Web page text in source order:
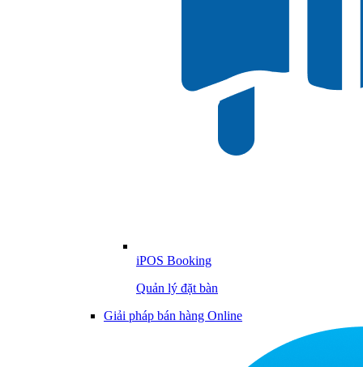
iPOS Booking
Quản lý đặt bàn
Giải pháp bán hàng Online